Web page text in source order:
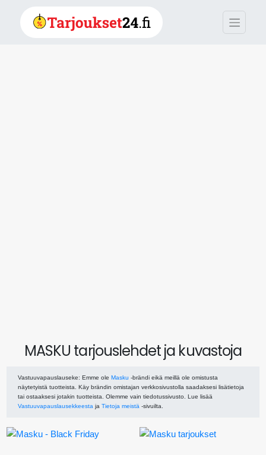
MASKU tarjouslehdet ja kuvastoja
Vastuuvapauslauseke: Emme ole Masku -brändi eikä meillä ole omistusta
näytetyistä tuotteista. Käy brändin omistajan verkkosivustolla saadaksesi lisätietoja
tai ostaaksesi jotakin tuotteista. Olemme vain tiedotussivusto. Lue lisää
Vastuuvapauslausekkeesta ja Tietoja meistä -sivuilta.